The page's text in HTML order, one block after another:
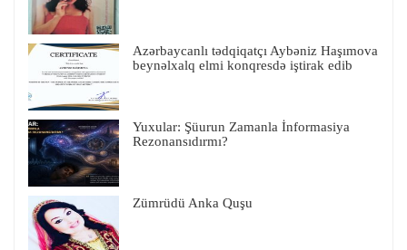
Azərbaycanlı tədqiqatçı Aybəniz Haşımova
beynəlxalq elmi konqresdə iştirak edib
Yuxular: Şüurun Zamanla İnformasiya
Rezonansıdırmı?
Zümrüdü Anka Quşu